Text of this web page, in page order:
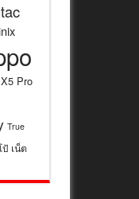
Pro
True
ป้ เน็ต